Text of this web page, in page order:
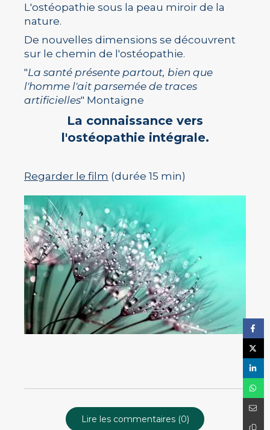
L'ostéopathie sous la peau miroir de la
nature.
De nouvelles dimensions se découvrent
sur le chemin de l'ostéopathie.
"La santé présente partout, bien que
l'homme l'ait parsemée de traces
artificielles" Montaigne
La connaissance vers
l'ostéopathie intégrale.
Regarder le film (durée 15 min)
Lire les commentaires (0)